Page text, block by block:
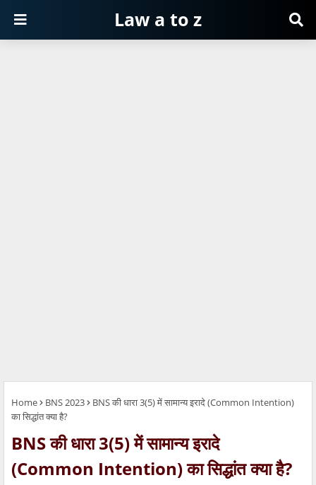
Law a to z
Home BNS 2023
BNS की धारा 3(5) में सामान्य इरादे (Common Intention)
का सिद्धांत क्या है?
BNS की धारा 3(5) में सामान्य इरादे
(Common Intention) का सिद्धांत क्या है?